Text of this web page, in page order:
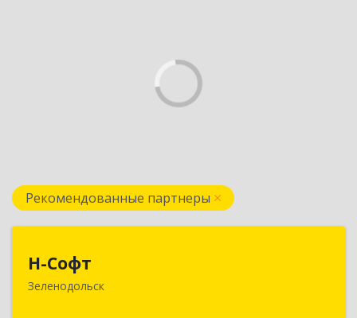
Рекомендованные партнеры
Н-Софт
Зеленодольск422521, Татарстан Респ (Татарстан),